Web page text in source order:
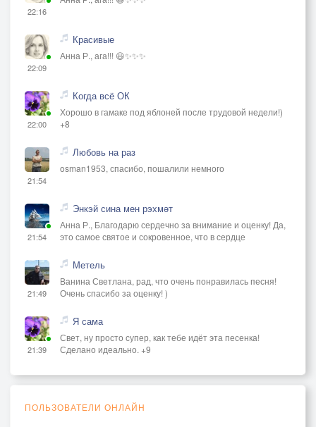
22:16
22:09
Красивые
Анна Р., ага!!! 😃✨✨✨
22:00
Когда всё ОК
Хорошо в гамаке под яблоней после трудовой недели!)
+8
21:54
Любовь на раз
osman1953, спасибо, пошалили немного
21:54
Энкэй сина мен рэхмәт
Анна Р., Благодарю сердечно за внимание и оценку! Да,
это самое святое и сокровенное, что в сердце
21:49
Метель
Ванина Светлана, рад, что очень понравилась песня!
Очень спасибо за оценку! )
21:39
Я сама
Свет, ну просто супер, как тебе идёт эта песенка!
Сделано идеально. +9
ПОЛЬЗОВАТЕЛИ ОНЛАЙН